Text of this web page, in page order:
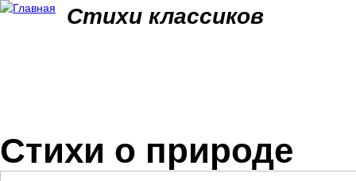
Стихи классиков
Стихи о природе